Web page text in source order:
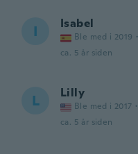
I Isabel
Ble med i 2019 ·
ca. 5 år siden
L Lilly
Ble med i 2017 ·
ca. 5 år siden